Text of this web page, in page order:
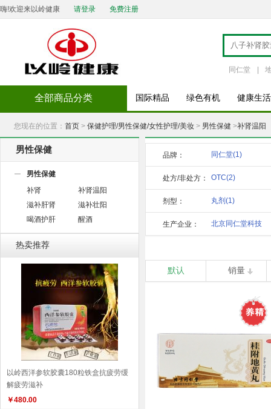
嗨!欢迎来以岭健康 请登录 免费注册
同仁堂
全部商品分类 国际精品 绿色有机 健康生活
您现在的位置： 首页 > 保健护理/男性保健/女性护理/美妆 > 男性保健 >补肾温阳
男性保健
男性保健
补肾
补肾温阳
滋补肝肾
滋补壮阳
喝酒护肝
醒酒
热卖推荐
以岭西洋参软胶囊180粒铁盒抗疲劳缓
解疲劳滋补
￥480.00
品牌： 同仁堂(1)
处方/非处方： OTC(2)
剂型： 丸剂 (1)
生产企业：
北京同仁堂科技
发展股(1)
默认 销量